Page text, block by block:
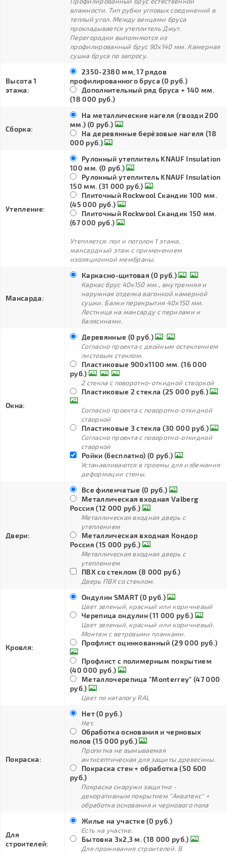
влажности. Тип рубки угловых соединений в
теплый угол. Между венцами бруса
прокладывается утеплитель Джут.
Перегородки выполняются из
профилированный брус 90х140 мм. Камерная
сушка бруса по запросу.
Высота 1
этажа:
2350-2380 мм, 17 рядов
профилированного бруса (0 руб.)
Дополнительный ряд бруса + 140 мм.
(18 000 руб.)
Сборка:
На металлические нагеля (гвозди 200
мм.) (0 руб.)
На деревянные берёзовые нагеля (18
000 руб.)
Утепление:
Рулонный утеплитель KNAUF Insulation
100 мм. (0 руб.)
Рулонный утеплитель KNAUF Insulation
150 мм. (31 000 руб.)
Плиточный Rockwool Скандик 100 мм.
(45 000 руб.)
Плиточный Rockwool Скандик 150 мм.
(67 000 руб.)
Утепляется: пол и потолок 1 этажа,
мансардный этаж с применением
изоляционной мембраны.
Мансарда:
Каркасно-щитовая (0 руб.)
Каркас брус 40х150 мм., внутренняя и
наружная отделка вагонкой камерной
сушки. Балки перекрытия 40х150 мм.
Лестница на мансарду с перилами и
балясинами.
Окна:
Деревянные (0 руб.)
Согласно проекта с двойным остеклением
листовым стеклом.
Пластиковые 900х1100 мм. (16 000
руб.)
2 стекла с поворотно-откидной створкой
Пластиковые 2 стекла (25 000 руб.)
Согласно проекта с поворотно-откидной
створкой
Пластиковые 3 стекла (30 000 руб.)
Согласно проекта с поворотно-откидной
створкой
Ройки (бесплатно) (0 руб.)
Устанавливаются в проемы для избежания
деформации стены.
Двери:
Все филенчатые (0 руб.)
Металлическая входная Valberg
Россия (12 000 руб.)
Металлическая входная дверь с
утеплением
Металлическая входная Кондор
Россия (15 000 руб.)
Металлическая входная дверь с
утеплением
ПВХ со стеклом (8 000 руб.)
Дверь ПВХ со стеклом.
Кровля:
Ондулин SMART (0 руб.)
Цвет зеленый, красный или коричневый
Черепица ондулин (11 000 руб.)
Цвет зеленый, красный или коричневый.
Монтаж с ветровыми планками.
Профлист оцинкованный (29 000 руб.)
Профлист с полимерным покрытием
(40 000 руб.)
Металлочерепица "Monterrey" (47 000
руб.)
Цвет по каталогу RAL
Покраска:
Нет (0 руб.)
Нет.
Обработка основания и черновых
полов (15 000 руб.)
Пропитка не вымываемая
антисептическая для защиты древесины.
Покраска стен + обработка (50 600
руб.)
Покраска снаружи защитно -
декоративным покрытием "Акватекс" +
обработка основания и чернового пола
Для
строителей:
Жилье на участке (0 руб.)
Есть на участке.
Бытовка 3х2,3 м. (18 000 руб.)
Для проживания строителей. В